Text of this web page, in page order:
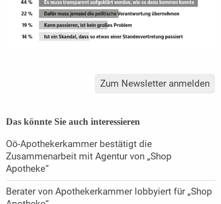
Zum Newsletter anmelden
Das könnte Sie auch interessieren
Oö-Apothekerkammer bestätigt die
Zusammenarbeit mit Agentur von „Shop
Apotheke“
Berater von Apothekerkammer lobbyiert für „Shop